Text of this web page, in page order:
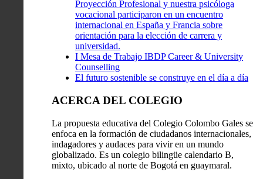
Proyección Profesional y nuestra psicóloga
vocacional participaron en un encuentro
internacional en España y Francia sobre
orientación para la elección de carrera y
universidad.
I Mesa de Trabajo IBDP Career & University
Counselling
El futuro sostenible se construye en el día a día
ACERCA DEL COLEGIO
La propuesta educativa del Colegio Colombo Gales se
enfoca en la formación de ciudadanos internacionales,
indagadores y audaces para vivir en un mundo
globalizado. Es un colegio bilingüe calendario B,
mixto, ubicado al norte de Bogotá en guaymaral.